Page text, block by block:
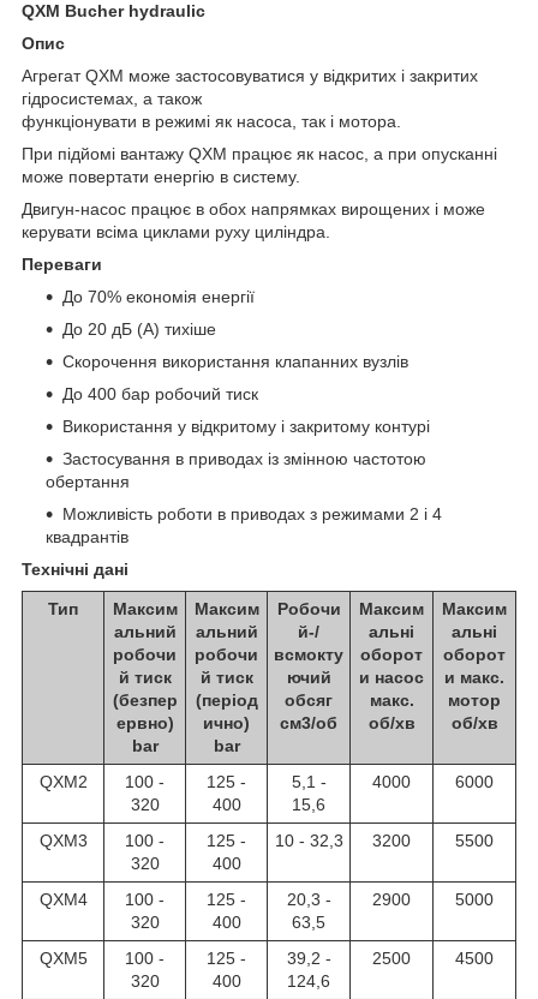
QXM Bucher hydraulic
Опис
Агрегат QXM може застосовуватися у відкритих і закритих
гідросистемах, а також
функціонувати в режимі як насоса, так і мотора.
При підйомі вантажу QXM працює як насос, а при опусканні
може повертати енергію в систему.
Двигун-насос працює в обох напрямках вирощених і може
керувати всіма циклами руху циліндра.
Переваги
До 70% економія енергії
До 20 дБ (А) тихіше
Скорочення використання клапанних вузлів
До 400 бар робочий тиск
Використання у відкритому і закритому контурі
Застосування в приводах із змінною частотою
обертання
Можливість роботи в приводах з режимами 2 і 4
квадрантів
Технічні дані
Тип
Максим
альний
робочи
й тиск
(безпер
ервно)
bar
Максим
альний
робочи
й тиск
(період
ично)
bar
Робочи
й-/
всмокту
ючий
обсяг
см3/об
Максим
альні
оборот
и насос
макс.
об/хв
Максим
альні
оборот
и макс.
мотор
об/хв
QXM2
100 -
320
125 -
400
5,1 -
15,6
4000 6000
QXM3
100 -
320
125 -
400
10 - 32,3 3200 5500
QXM4
100 -
320
125 -
400
20,3 -
63,5
2900 5000
QXM5
100 -
320
125 -
400
39,2 -
124,6
2500 4500